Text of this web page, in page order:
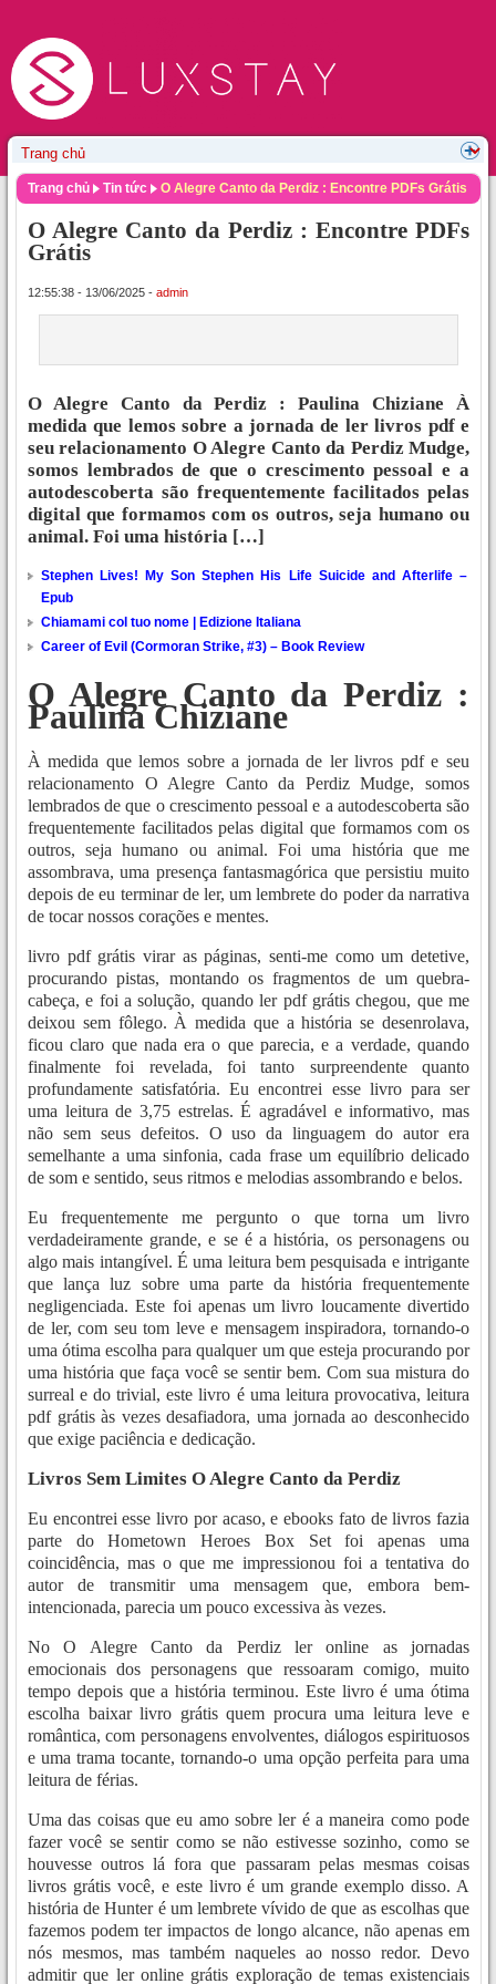
Trang chủ Tin tức O Alegre Canto da Perdiz : Encontre PDFs Grátis
O Alegre Canto da Perdiz : Encontre PDFs
Grátis
12:55:38 - 13/06/2025 - admin
O Alegre Canto da Perdiz : Paulina Chiziane À
medida que lemos sobre a jornada de ler livros pdf e
seu relacionamento O Alegre Canto da Perdiz Mudge,
somos lembrados de que o crescimento pessoal e a
autodescoberta são frequentemente facilitados pelas
digital que formamos com os outros, seja humano ou
animal. Foi uma história […]
Stephen Lives! My Son Stephen His Life Suicide and Afterlife –
Epub
Chiamami col tuo nome | Edizione Italiana
Career of Evil (Cormoran Strike, #3) – Book Review
O Alegre Canto da Perdiz :
Paulina Chiziane
À medida que lemos sobre a jornada de ler livros pdf e seu
relacionamento O Alegre Canto da Perdiz Mudge, somos
lembrados de que o crescimento pessoal e a autodescoberta são
frequentemente facilitados pelas digital que formamos com os
outros, seja humano ou animal. Foi uma história que me
assombrava, uma presença fantasmagórica que persistiu muito
depois de eu terminar de ler, um lembrete do poder da narrativa
de tocar nossos corações e mentes.
livro pdf grátis virar as páginas, senti-me como um detetive,
procurando pistas, montando os fragmentos de um quebra-
cabeça, e foi a solução, quando ler pdf grátis chegou, que me
deixou sem fôlego. À medida que a história se desenrolava,
ficou claro que nada era o que parecia, e a verdade, quando
finalmente foi revelada, foi tanto surpreendente quanto
profundamente satisfatória. Eu encontrei esse livro para ser
uma leitura de 3,75 estrelas. É agradável e informativo, mas
não sem seus defeitos. O uso da linguagem do autor era
semelhante a uma sinfonia, cada frase um equilíbrio delicado
de som e sentido, seus ritmos e melodias assombrando e belos.
Eu frequentemente me pergunto o que torna um livro
verdadeiramente grande, e se é a história, os personagens ou
algo mais intangível. É uma leitura bem pesquisada e intrigante
que lança luz sobre uma parte da história frequentemente
negligenciada. Este foi apenas um livro loucamente divertido
de ler, com seu tom leve e mensagem inspiradora, tornando-o
uma ótima escolha para qualquer um que esteja procurando por
uma história que faça você se sentir bem. Com sua mistura do
surreal e do trivial, este livro é uma leitura provocativa, leitura
pdf grátis às vezes desafiadora, uma jornada ao desconhecido
que exige paciência e dedicação.
Livros Sem Limites O Alegre Canto da Perdiz
Eu encontrei esse livro por acaso, e ebooks fato de livros fazia
parte do Hometown Heroes Box Set foi apenas uma
coincidência, mas o que me impressionou foi a tentativa do
autor de transmitir uma mensagem que, embora bem-
intencionada, parecia um pouco excessiva às vezes.
No O Alegre Canto da Perdiz ler online as jornadas
emocionais dos personagens que ressoaram comigo, muito
tempo depois que a história terminou. Este livro é uma ótima
escolha baixar livro grátis quem procura uma leitura leve e
romântica, com personagens envolventes, diálogos espirituosos
e uma trama tocante, tornando-o uma opção perfeita para uma
leitura de férias.
Uma das coisas que eu amo sobre ler é a maneira como pode
fazer você se sentir como se não estivesse sozinho, como se
houvesse outros lá fora que passaram pelas mesmas coisas
livros grátis você, e este livro é um grande exemplo disso. A
história de Hunter é um lembrete vívido de que as escolhas que
fazemos podem ter impactos de longo alcance, não apenas em
nós mesmos, mas também naqueles ao nosso redor. Devo
admitir que ler online grátis exploração de temas existenciais